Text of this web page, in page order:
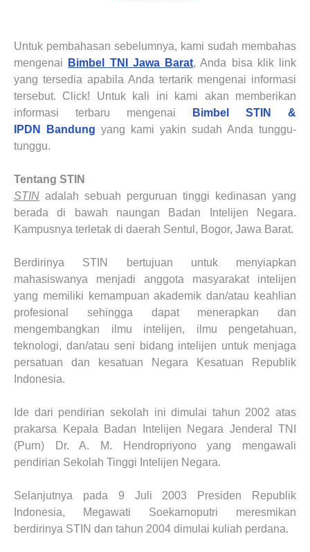
Untuk pembahasan sebelumnya, kami sudah membahas
mengenai
Bimbel TNI Jawa Barat, Anda bisa klik link
yang tersedia apabila Anda tertarik mengenai informasi
tersebut. Click! Untuk kali ini kami akan memberikan
informasi terbaru mengenai
Bimbel STIN &
IPDN
Bandung yang kami yakin sudah Anda tunggu-
tunggu.
Tentang STIN
STIN adalah sebuah perguruan tinggi kedinasan yang
berada di bawah naungan Badan Intelijen Negara.
Kampusnya terletak di daerah Sentul, Bogor, Jawa Barat.
Berdirinya STIN bertujuan untuk menyiapkan
mahasiswanya menjadi anggota masyarakat intelijen
yang memiliki kemampuan akademik dan/atau keahlian
profesional sehingga dapat menerapkan dan
mengembangkan ilmu intelijen, ilmu pengetahuan,
teknologi, dan/atau seni bidang intelijen untuk menjaga
persatuan dan kesatuan Negara Kesatuan Republik
Indonesia.
Ide dari pendirian sekolah ini dimulai tahun 2002 atas
prakarsa Kepala Badan Intelijen Negara Jenderal TNI
(Purn) Dr. A. M. Hendropriyono yang mengawali
pendirian Sekolah Tinggi Intelijen Negara.
Selanjutnya pada 9 Juli 2003 Presiden Republik
Indonesia, Megawati Soekarnoputri meresmikan
berdirinya STIN dan tahun 2004 dimulai kuliah perdana.